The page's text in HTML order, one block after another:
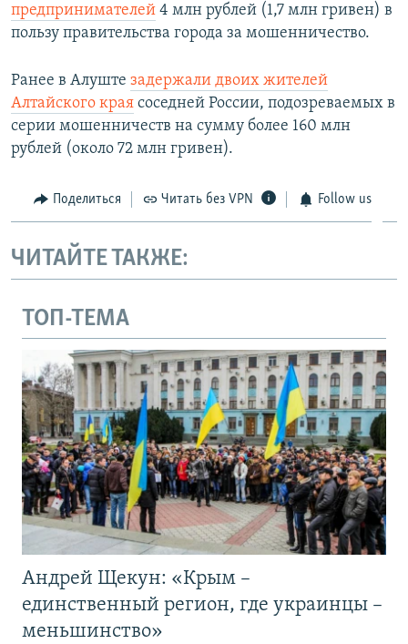
предпринимателей 4 млн рублей (1,7 млн гривен) в
пользу правительства города за мошенничество.
Ранее в Алуште задержали двоих жителей
Алтайского края соседней России, подозреваемых в
серии мошенничеств на сумму более 160 млн
рублей (около 72 млн гривен).
Поделиться Читать без VPN Follow us
ЧИТАЙТЕ ТАКЖЕ:
ТОП-ТЕМА
Андрей Щекун: «Крым –
единственный регион, где украинцы –
меньшинство»